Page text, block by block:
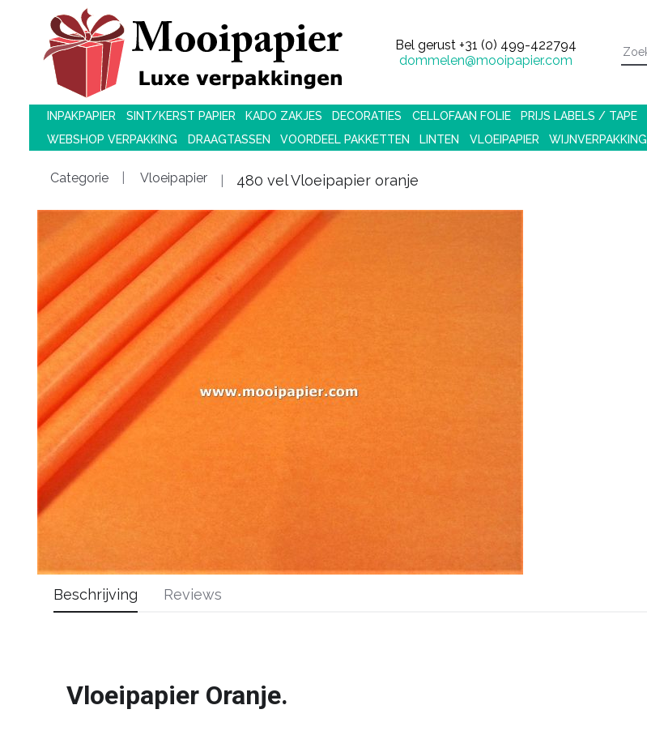
Bel gerust +31 (0) 499-422794
dommelen@mooipapier.com
INPAKPAPIER SINT/KERST PAPIER KADO ZAKJES DECORATIES CELLOFAAN FOLIE PRIJS LABELS / TAPE
WEBSHOP VERPAKKING
DRAAGTASSEN VOORDEEL PAKKETTEN LINTEN VLOEIPAPIER WIJNVERPAKKING
Categorie Vloeipapier 480 vel Vloeipapier oranje
Beschrijving
Vloeipapier Oranje.
Reviews